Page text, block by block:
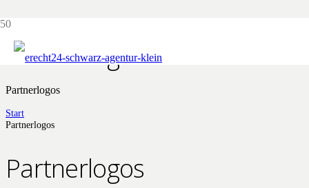
Partnerlogos
Partnerlogos
Start
Partnerlogos
Partnerlogos